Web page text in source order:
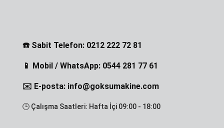
☎️ Sabit Telefon: 0212 222 72 81
📱 Mobil / WhatsApp: 0544 281 77 61
✉️ E-posta: info@goksumakine.com
🕒 Çalışma Saatleri: Hafta İçi 09:00 - 18:00